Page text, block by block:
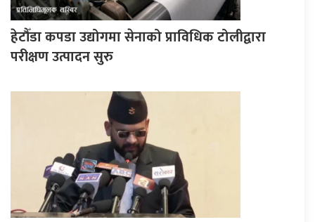
हेटौँडा कपडा उद्योगमा सेनाको प्राविधिक टोलीद्वारा
परीक्षण उत्पादन सुरु